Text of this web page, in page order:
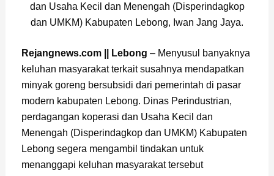
dan Usaha Kecil dan Menengah (Disperindagkop
dan UMKM) Kabupaten Lebong, Iwan Jang Jaya.
Rejangnews.com || Lebong – Menyusul banyaknya
keluhan masyarakat terkait susahnya mendapatkan
minyak goreng bersubsidi dari pemerintah di pasar
modern kabupaten Lebong. Dinas Perindustrian,
perdagangan koperasi dan Usaha Kecil dan
Menengah (Disperindagkop dan UMKM) Kabupaten
Lebong segera mengambil tindakan untuk
menanggapi keluhan masyarakat tersebut